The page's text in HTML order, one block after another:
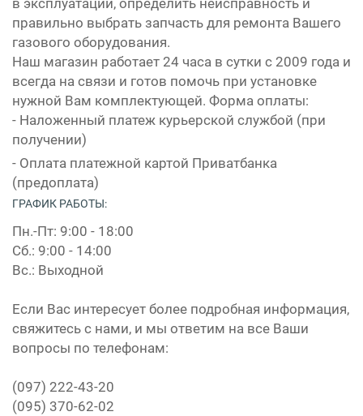
правильно выбрать запчасть для ремонта Вашего
газового оборудования.
Наш магазин работает 24 часа в сутки с 2009 года и
всегда на связи и готов помочь при установке
нужной Вам комплектующей. Форма оплаты:
- Наложенный платеж курьерской службой (при
получении)
- Оплата платежной картой Приватбанка
(предоплата)
ГРАФИК РАБОТЫ:
Пн.-Пт: 9:00 - 18:00
Сб.: 9:00 - 14:00
Вс.: Выходной
Если Вас интересует более подробная информация,
свяжитесь с нами, и мы ответим на все Ваши
вопросы по телефонам:
(097) 222-43-20
(095) 370-62-02